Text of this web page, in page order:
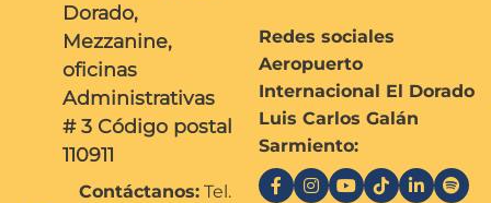
Dorado,
Mezzanine,
oficinas
Administrativas
# 3 Código postal
110911
Contáctanos: Tel.
Redes sociales
Aeropuerto
Internacional El Dorado
Luis Carlos Galán
Sarmiento: